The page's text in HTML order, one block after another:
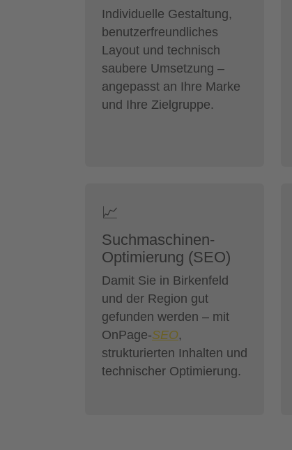
Individuelle Gestaltung,
benutzerfreundliches
Layout und technisch
saubere Umsetzung –
angepasst an Ihre Marke
und Ihre Zielgruppe.
📈
Suchmaschinen-
Optimierung (SEO)
Damit Sie in Birkenfeld
und der Region gut
gefunden werden – mit
OnPage-SEO,
strukturierten Inhalten und
technischer Optimierung.